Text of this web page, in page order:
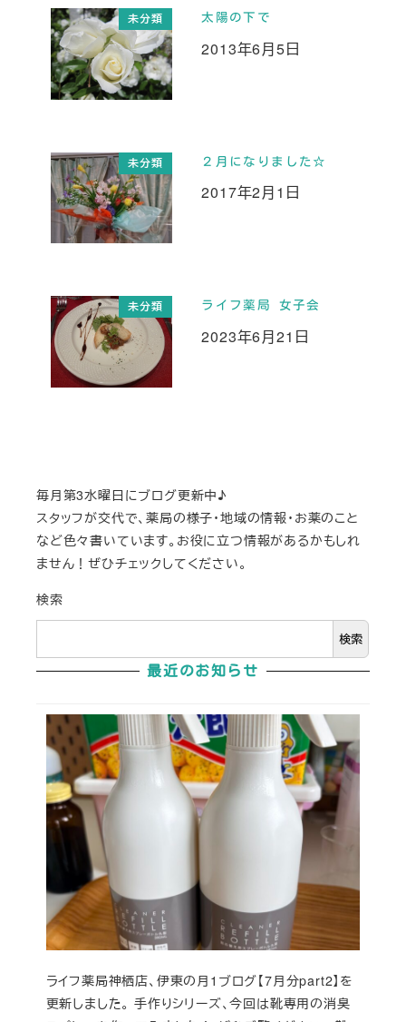
未分類 太陽の下で
投稿日
2013年6月5日
未分類 ２月になりました☆
投稿日
2017年2月1日
未分類 ライフ薬局 女子会
投稿日
2023年6月21日
毎月第3水曜日にブログ更新中♪
スタッフが交代で、薬局の様子・地域の情報・お薬のこと
など色々書いています。お役に立つ情報があるかもしれ
ません！ぜひチェックしてください。
検索
検索
最近のお知らせ
ライフ薬局神栖店、伊東の月1ブログ【7月分part2】を
更新しました。 手作りシリーズ、今回は靴専用の消臭